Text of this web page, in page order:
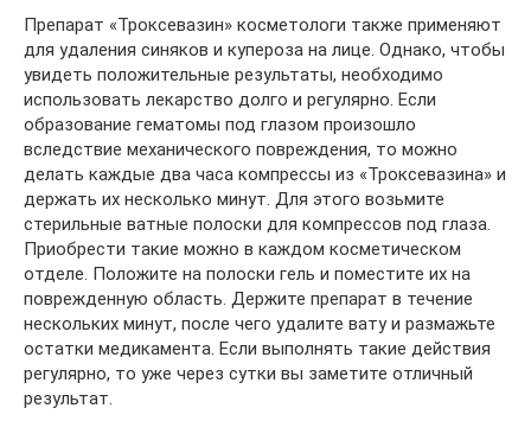
Препарат «Троксевазин» косметологи также применяют
для удаления синяков и купероза на лице. Однако, чтобы
увидеть положительные результаты, необходимо
использовать лекарство долго и регулярно. Если
образование гематомы под глазом произошло
вследствие механического повреждения, то можно
делать каждые два часа компрессы из «Троксевазина» и
держать их несколько минут. Для этого возьмите
стерильные ватные полоски для компрессов под глаза.
Приобрести такие можно в каждом косметическом
отделе. Положите на полоски гель и поместите их на
поврежденную область. Держите препарат в течение
нескольких минут, после чего удалите вату и размажьте
остатки медикамента. Если выполнять такие действия
регулярно, то уже через сутки вы заметите отличный
результат.